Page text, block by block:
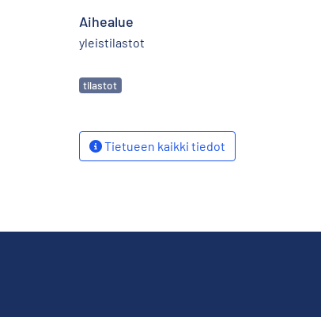
Aihealue
yleistilastot
Avainsanat
tilastot
Tietueen kaikki tiedot